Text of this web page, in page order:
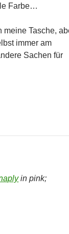
Farbe…
meine Tasche,
immer am
Sachen für
in pink;